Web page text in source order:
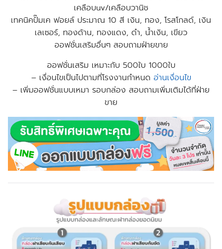
เคลือบuv/เคลือบวานิช
เทคนิคปั๊มเค ฟอยล์ ประมาณ 10 สี เงิน, ทอง, โรสโกลด์, เงิน
เลเซอร์, ทองด้าน, ทองแดง, ดำ, น้ำเงิน, เขียว
ออฟชั่นเสริมอื่นๆ สอบถามฝ่ายขาย
ออฟชั่นเสริม เหมาะกับ 500ใบ 1000ใบ
– เงื่อนไขเป็นไปตามที่โรงงานกำหนด อ่านเงื่อนไข
– เพิ่มออฟชั่นแบบเหมา รอบกล่อง สอบถามเพิ่มเติมได้ที่ฝ่าย
ขาย